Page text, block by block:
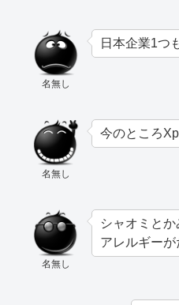
名無し
日本企業1つ
名無し
今のところ
名無し
シャオミと
アレルギー